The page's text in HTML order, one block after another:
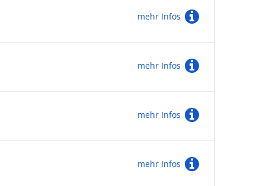
mehr Infos
mehr Infos
mehr Infos
mehr Infos